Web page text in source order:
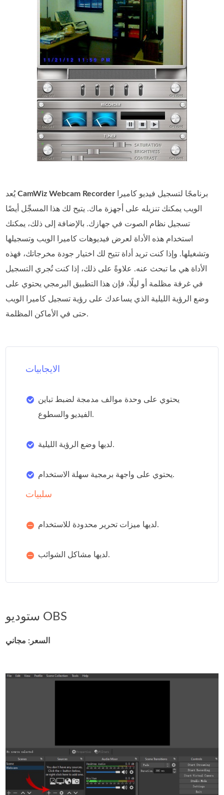
يُعدCamWiz Webcam Recorder
الويب يمكنك تنزيله على أجهزة ماك. يتيح لك هذا المسجِّل أيضًا
تسجيل نظام الصوت في جهازك. بالإضافة إلى ذلك، يمكنك
استخدام هذه الأداة لعرض فيديوهات كاميرا الويب وتسجيلها
وتشغيلها. وإذا كنت تريد أداة تتيح لك اختيار جودة مخرجاتك، فهذه
الأداة هي ما تبحث عنه. علاوةً على ذلك، إذا كنت تُجري التسجيل
في غرفة مظلمة أو ليلًا، فإن هذا التطبيق البرمجي يحتوي على
وضع الرؤية الليلية الذي يساعدك على رؤية تسجيل كاميرا الويب
حتى في الأماكن المظلمة.
الايجابيات
يحتوي على وحدة موالف مدمجة لضبط تباين
الفيديو والسطوع.
لديها وضع الرؤية الليلية.
يحتوي على واجهة برمجية سهلة الاستخدام.
سلبيات
لديها ميزات تحرير محدودة للاستخدام.
لديها مشاكل الشوائب.
ستوديو OBS
السعر: مجاني